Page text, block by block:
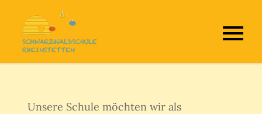
content
Schwarzwaldschule
Rheinstetten
Unsere Schule möchten wir als